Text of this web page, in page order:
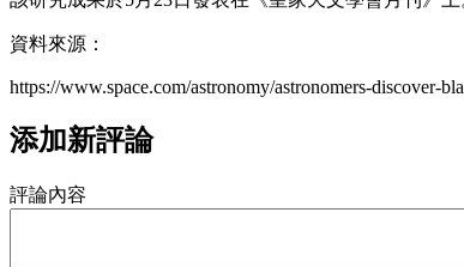
資料來源：
https://www.space.com/astronomy/astronomers-discover-
添加新評論
評論內容